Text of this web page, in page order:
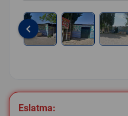
keyboard_arrow_left
Eslatma: